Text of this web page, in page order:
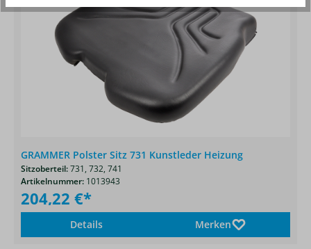
GRAMMER Polster Sitz 731 Kunstleder Heizung
Sitzoberteil:731, 732, 741
Artikelnummer: 1013943
204,22 €*
Details Merken